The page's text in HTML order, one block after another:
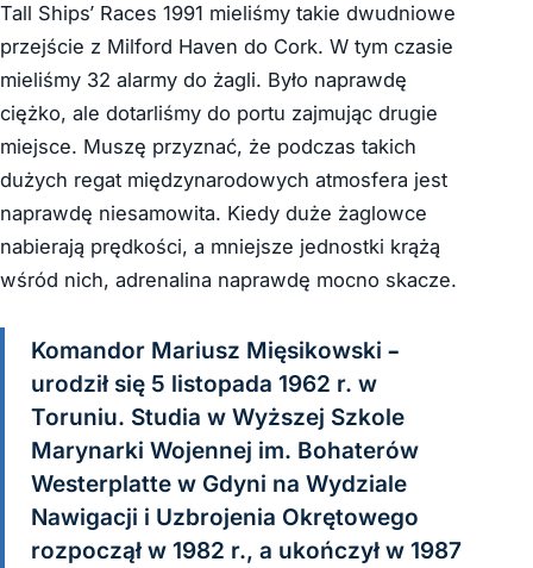
Tall Ships’ Races 1991 mieliśmy takie dwudniowe
przejście z Milford Haven do Cork. W tym czasie
mieliśmy 32 alarmy do żagli. Było naprawdę
ciężko, ale dotarliśmy do portu zajmując drugie
miejsce. Muszę przyznać, że podczas takich
dużych regat międzynarodowych atmosfera jest
naprawdę niesamowita. Kiedy duże żaglowce
nabierają prędkości, a mniejsze jednostki krążą
wśród nich, adrenalina naprawdę mocno skacze.
Komandor Mariusz Mięsikowski –
urodził się 5 listopada 1962 r. w
Toruniu. Studia w Wyższej Szkole
Marynarki Wojennej im. Bohaterów
Westerplatte w Gdyni na Wydziale
Nawigacji i Uzbrojenia Okrętowego
rozpoczął w 1982 r., a ukończył w 1987